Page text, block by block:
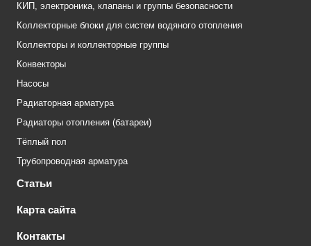
КИП, электроника, клапаны и группы безопасности
Коллекторные блоки для систем водяного отопления
Коллекторы и коллекторные группы
Конвекторы
Насосы
Радиаторная арматура
Радиаторы отопления (батареи)
Тёплый пол
Трубопроводная арматура
Статьи
Карта сайта
Контакты